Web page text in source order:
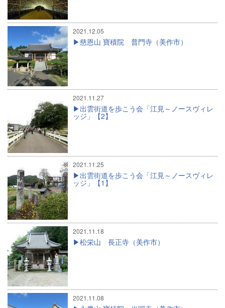
2021.12.05
慈恩山 寶積院 普門寺（美作市）
2021.11.27
出雲街道を歩こう会「江見～ノースヴィレ
ッジ」【2】
2021.11.25
出雲街道を歩こう会「江見～ノースヴィレ
ッジ」【1】
2021.11.18
松栄山 長正寺（美作市）
2021.11.08